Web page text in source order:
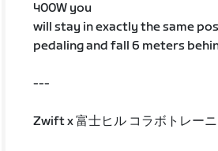
400W you
will stay in exactly the same
pedaling and fall 6 meters
---
Zwift x 富士ヒル コラボトレー